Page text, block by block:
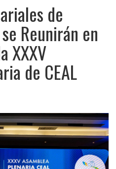
de
Reunirán en
XXXV
de CEAL